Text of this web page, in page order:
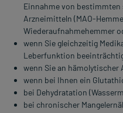
Einnahme von
Arzneimitteln (MAO-
Wiederaufnahmehemmer
wenn Sie gleichzeitig
Leberfunktion
wenn Sie an hämolytischer
wenn bei Ihnen ein
bei Dehydratation
bei chronischer